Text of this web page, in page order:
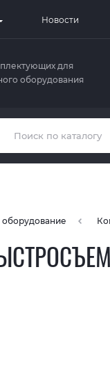
Новости
для
оборудования